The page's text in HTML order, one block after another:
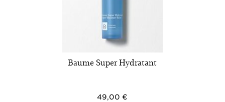
Baume Super Hydratant
49,00 €